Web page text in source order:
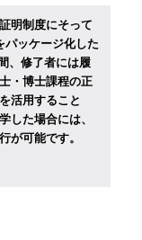
明制度にそって
パッケージ化した
、修了者には履
・博士課程の正
活用すること
した場合には、
が可能です。